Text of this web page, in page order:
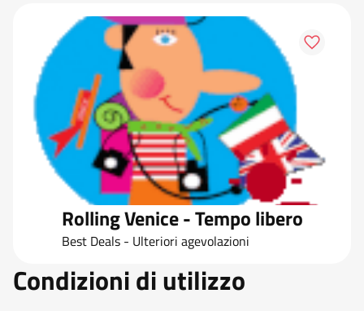
Rolling Venice - Tempo libero
Best Deals - Ulteriori agevolazioni
Condizioni di utilizzo